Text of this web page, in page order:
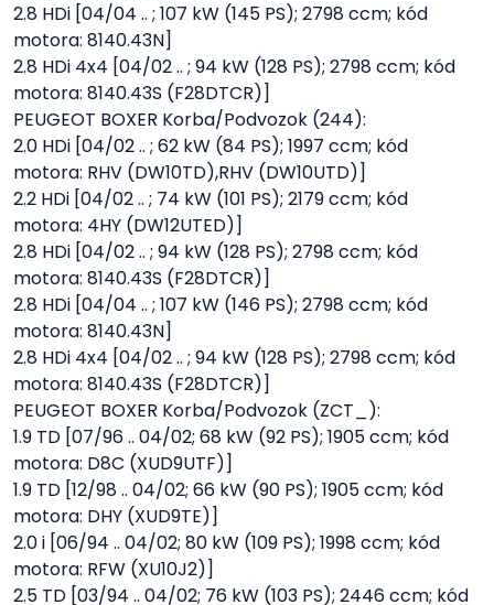
2.8 HDi [04/04 .. ; 107 kW (145 PS); 2798 ccm; kód
motora: 8140.43N]
2.8 HDi 4x4 [04/02 .. ; 94 kW (128 PS); 2798 ccm; kód
motora: 8140.43S (F28DTCR)]
PEUGEOT BOXER Korba/Podvozok (244):
2.0 HDi [04/02 .. ; 62 kW (84 PS); 1997 ccm; kód
motora: RHV (DW10TD),RHV (DW10UTD)]
2.2 HDi [04/02 .. ; 74 kW (101 PS); 2179 ccm; kód
motora: 4HY (DW12UTED)]
2.8 HDi [04/02 .. ; 94 kW (128 PS); 2798 ccm; kód
motora: 8140.43S (F28DTCR)]
2.8 HDi [04/04 .. ; 107 kW (146 PS); 2798 ccm; kód
motora: 8140.43N]
2.8 HDi 4x4 [04/02 .. ; 94 kW (128 PS); 2798 ccm; kód
motora: 8140.43S (F28DTCR)]
PEUGEOT BOXER Korba/Podvozok (ZCT_):
1.9 TD [07/96 .. 04/02; 68 kW (92 PS); 1905 ccm; kód
motora: D8C (XUD9UTF)]
1.9 TD [12/98 .. 04/02; 66 kW (90 PS); 1905 ccm; kód
motora: DHY (XUD9TE)]
2.0 i [06/94 .. 04/02; 80 kW (109 PS); 1998 ccm; kód
motora: RFW (XU10J2)]
2.5 TD [03/94 .. 04/02; 76 kW (103 PS); 2446 ccm; kód